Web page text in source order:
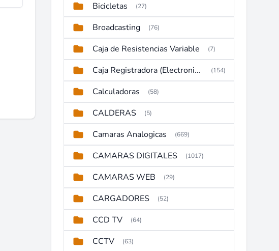
Bicicletas (27)
Broadcasting (76)
Caja de Resistencias Variable (7)
Caja Registradora (Electronic Cash Register) (154)
Calculadoras (58)
CALDERAS (5)
Camaras Analogicas (669)
CAMARAS DIGITALES (1017)
CAMARAS WEB (29)
CARGADORES (52)
CCD TV (64)
CCTV (63)